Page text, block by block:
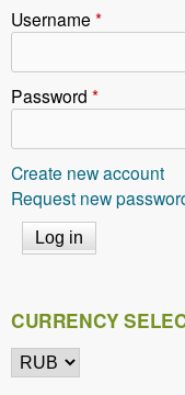
r
h
r
e
Username *
Password *
Create new account
Request new
CURRENCY